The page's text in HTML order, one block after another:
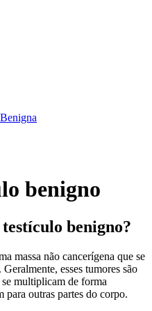
benigno
benigno?
massa não cancerígena que se
esses tumores são
multiplicam de forma
para outras partes do corpo.